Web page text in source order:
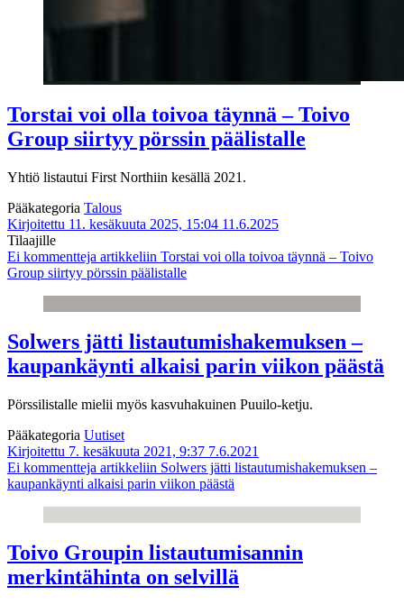
Torstai voi olla toivoa täynnä – Toivo
Group siirtyy pörssin päälistalle
Yhtiö listautui First Northiin kesällä 2021.
Pääkategoria Talous
Kirjoitettu 11. kesäkuuta 2025, 15:04 11.6.2025
Tilaajille
Ei kommentteja artikkeliin Torstai voi olla toivoa täynnä – Toivo
Group siirtyy pörssin päälistalle
Solwers jätti listautumishakemuksen –
kaupankäynti alkaisi parin viikon päästä
Pörssilistalle mielii myös kasvuhakuinen Puuilo-ketju.
Pääkategoria Uutiset
Kirjoitettu 7. kesäkuuta 2021, 9:37 7.6.2021
Ei kommentteja artikkeliin Solwers jätti listautumishakemuksen –
kaupankäynti alkaisi parin viikon päästä
Toivo Groupin listautumisannin
merkintähinta on selvillä